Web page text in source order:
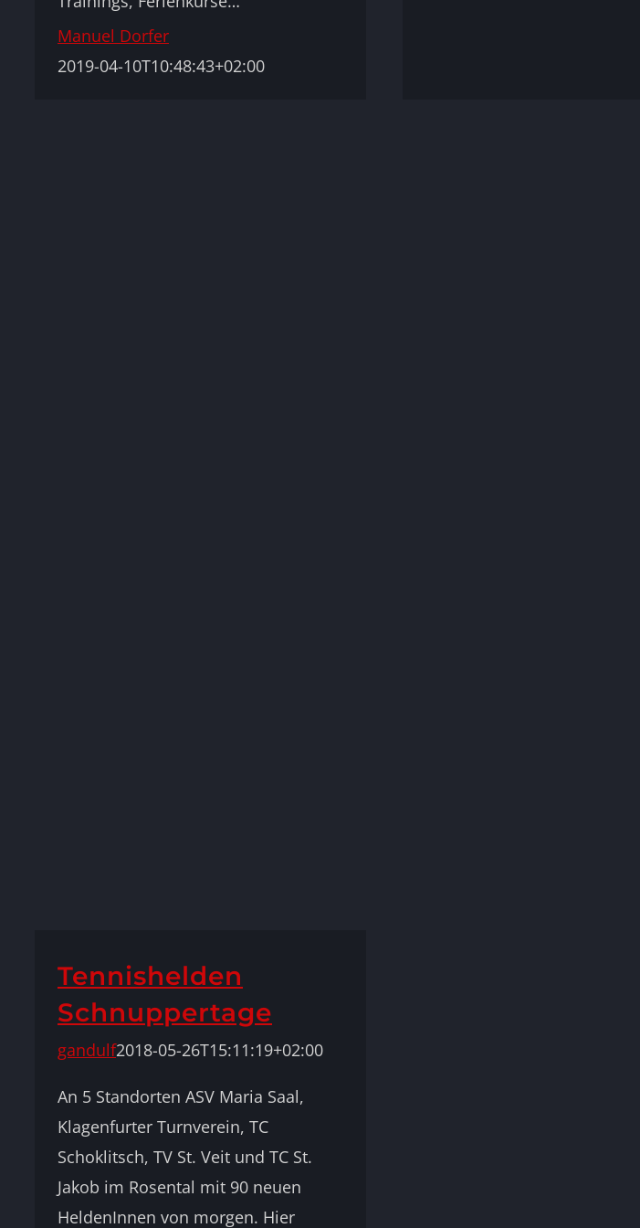
Manuel Dorfer
2019-04-10T10:48:43+02:00
Tennishelden
Schnuppertage
gandulf2018-05-26T15:11:19+02:00
An 5 Standorten ASV Maria Saal,
Klagenfurter Turnverein, TC
Schoklitsch, TV St. Veit und TC St.
Jakob im Rosental mit 90 neuen
HeldenInnen von morgen. Hier